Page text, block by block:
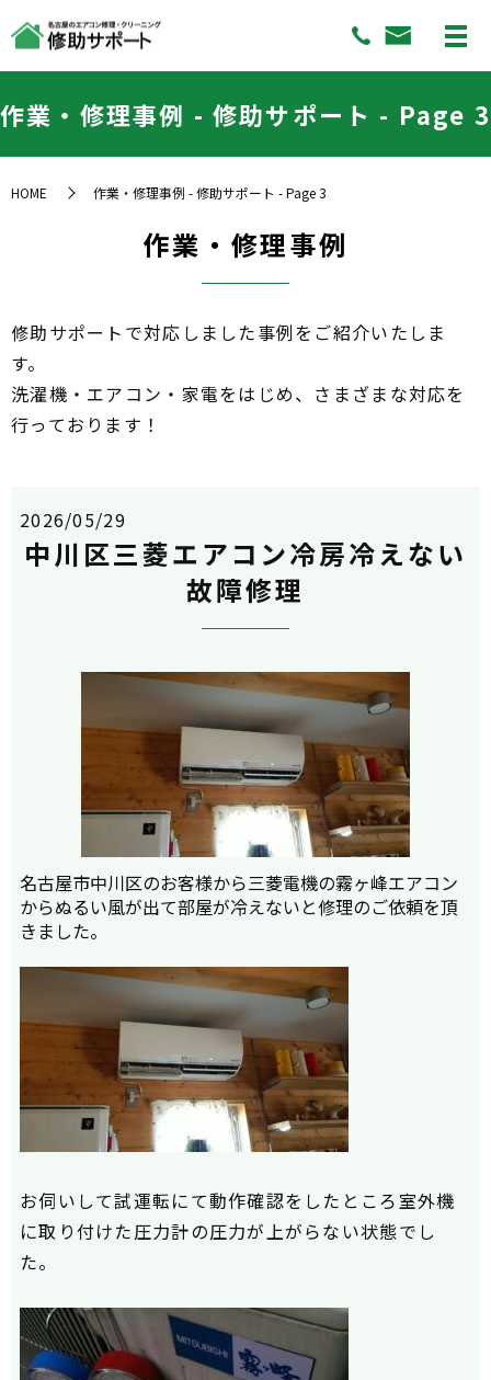
作業・修理事例 - 修助サポート - Page 3
HOME 作業・修理事例 - 修助サポート - Page 3
作業・修理事例
修助サポートで対応しました事例をご紹介いたしま
す。
洗濯機・エアコン・家電をはじめ、さまざまな対応を
行っております！
2026/05/29
中川区三菱エアコン冷房冷えない
故障修理
名古屋市中川区のお客様から三菱電機の霧ヶ峰エアコン
からぬるい風が出て部屋が冷えないと修理のご依頼を頂
きました。
お伺いして試運転にて動作確認をしたところ室外機
に取り付けた圧力計の圧力が上がらない状態でし
た。